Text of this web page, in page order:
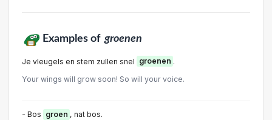
Examples of groenen
Je vleugels en stem zullen snel groenen .
Your wings will grow soon! So will your voice.
- Bos groen , nat bos.